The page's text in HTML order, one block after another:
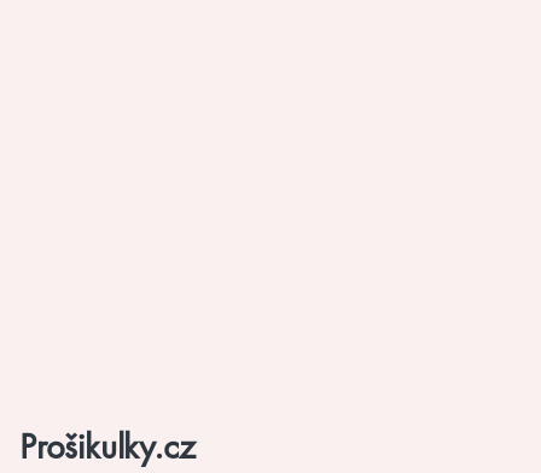
Prošikulky.cz